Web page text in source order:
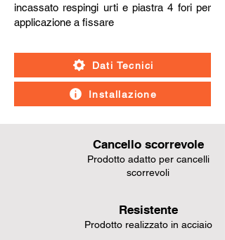
incassato respingi urti e piastra 4 fori per
applicazione a fissare
Dati Tecnici
Installazione
Cancello scorrevole
Prodotto adatto per cancelli
scorrevoli
Resistente
Prodotto realizzato in acciaio